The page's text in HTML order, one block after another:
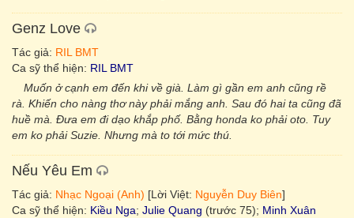
Genz Love
Tác giả: RIL BMT
Ca sỹ thể hiện: RIL BMT
Muốn ở cạnh em đến khi về già. Làm gì gần em anh cũng rề
rà. Khiến cho nàng thơ này phải mắng anh. Sau đó hai ta cũng đã
huề mà. Đưa em đi dạo khắp phố. Bằng honda ko phải oto. Tuy
em ko phải Suzie. Nhưng mà to tới mức thú.
Nếu Yêu Em
Tác giả: Nhạc Ngoại (Anh) [Lời Việt: Nguyễn Duy Biên]
Ca sỹ thể hiện: Kiều Nga; Julie Quang (trước 75); Minh Xuân